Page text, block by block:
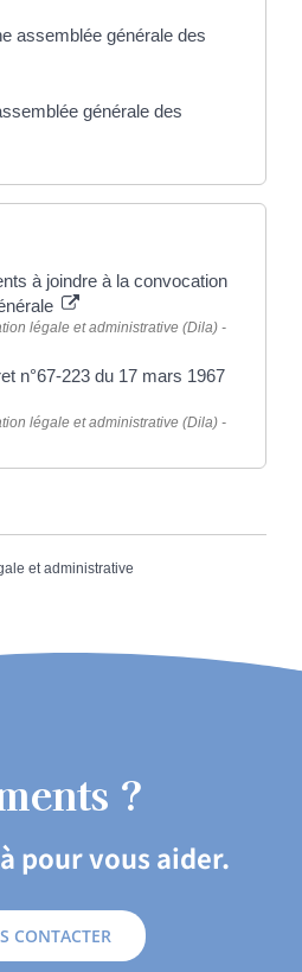
assemblée générale des
générale des
à joindre à la convocation
légale et administrative (Dila) -
n°67-223 du 17 mars 1967
légale et administrative (Dila) -
et administrative
?
pour vous aider.
CONTACTER